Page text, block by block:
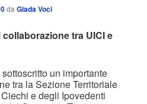
daGiada Voci
tra UICI e
un importante
tra la Sezione Territoriale
e degli Ipovedenti